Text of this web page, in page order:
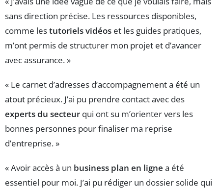
sans direction précise. Les ressources disponibles,
comme lestutoriels vidéos et les guides pratiques,
m’ont permis de structurer mon projet et d’avancer
avec assurance. »
« Le carnet d’adresses d’accompagnement a été un
atout précieux. J’ai pu prendre contact avec des
experts du secteur qui ont su m’orienter vers les
bonnes personnes pour finaliser ma reprise
d’entreprise. »
« Avoir accès à un business plan en ligne a été
essentiel pour moi. J’ai pu rédiger un dossier solide qui